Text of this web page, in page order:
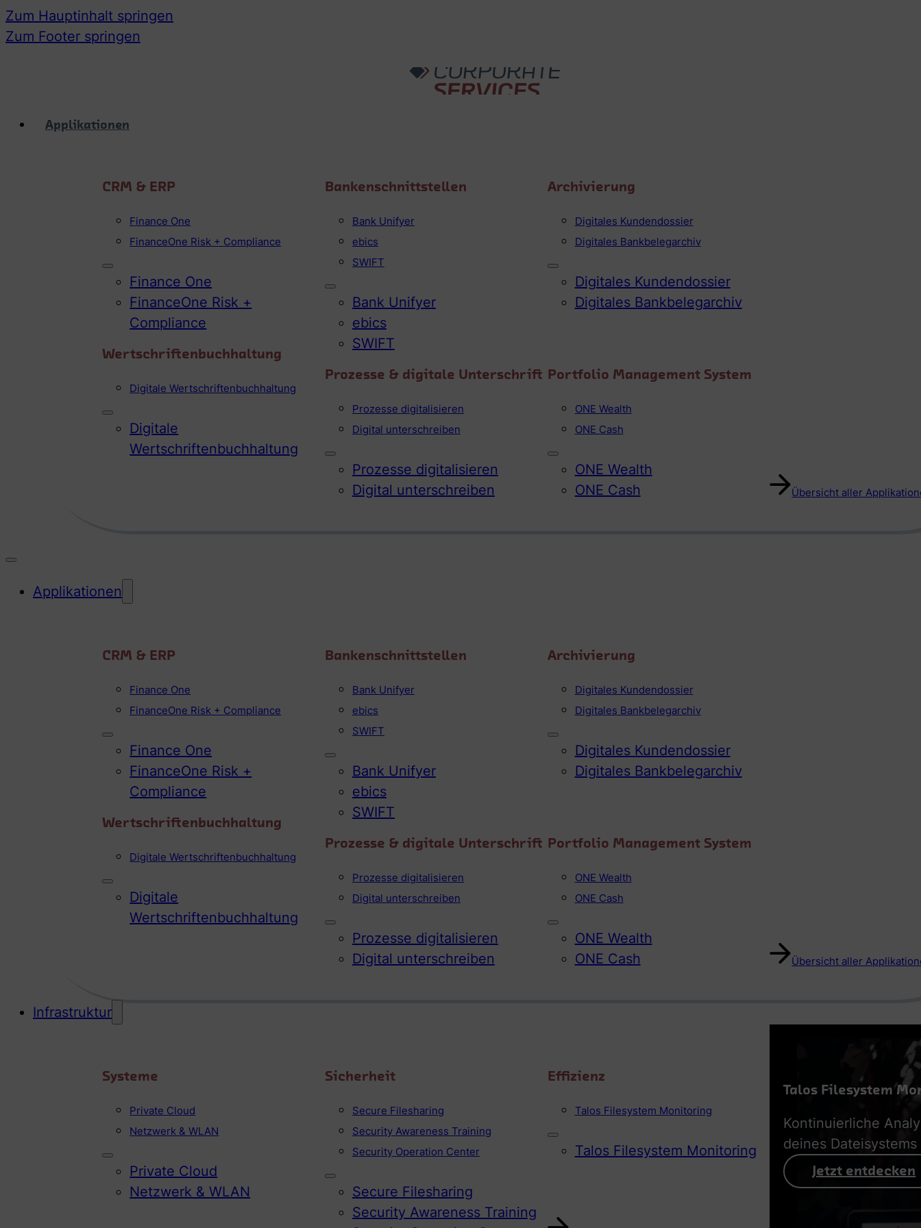
Zum Hauptinhalt springen
Zum Footer springen
Applikationen
CRM & ERP
Finance One
FinanceOne Risk + Compliance
Finance One
FinanceOne Risk +
Compliance
Wertschriftenbuchhaltung
Digitale Wertschriftenbuchhaltung
Digitale
Wertschriftenbuchhaltung
Bankenschnittstellen
Bank Unifyer
ebics
SWIFT
Bank Unifyer
ebics
SWIFT
Prozesse & digitale Unterschrift
Prozesse digitalisieren
Digital unterschreiben
Prozesse digitalisieren
Digital unterschreiben
Archivierung
Digitales Kundendossier
Digitales Bankbelegarchiv
Digitales Kundendossier
Digitales Bankbelegarchiv
Portfolio Management System
ONE Wealth
ONE Cash
ONE Wealth
ONE Cash
Übersicht aller
Applikationen
CRM & ERP
Finance One
FinanceOne Risk + Compliance
Finance One
FinanceOne Risk +
Compliance
Wertschriftenbuchhaltung
Digitale Wertschriftenbuchhaltung
Digitale
Wertschriftenbuchhaltung
Bankenschnittstellen
Bank Unifyer
ebics
SWIFT
Bank Unifyer
ebics
SWIFT
Prozesse & digitale Unterschrift
Prozesse digitalisieren
Digital unterschreiben
Prozesse digitalisieren
Digital unterschreiben
Archivierung
Digitales Kundendossier
Digitales Bankbelegarchiv
Digitales Kundendossier
Digitales Bankbelegarchiv
Portfolio Management System
ONE Wealth
ONE Cash
ONE Wealth
ONE Cash
Übersicht aller
Infrastruktur
Systeme
Private Cloud
Netzwerk & WLAN
Private Cloud
Netzwerk & WLAN
Sicherheit
Secure Filesharing
Security Awareness Training
Security Operation Center
Secure Filesharing
Security Awareness Training
Effizienz
Talos Filesystem Monitoring
Talos Filesystem Monitoring
Talos Filesystem
Kontinuierliche
deines Dateisystems
Jetzt entdecken